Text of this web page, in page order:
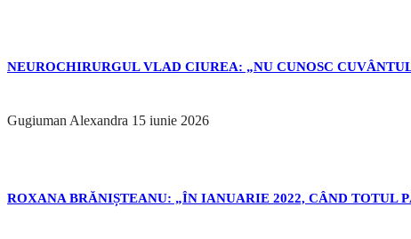
NEUROCHIRURGUL VLAD CIUREA: „NU CUNOSC
Gugiuman Alexandra 15 iunie 2026
ROXANA BRĂNIȘTEANU: „ÎN IANUARIE 2022, CÂND TOTUL